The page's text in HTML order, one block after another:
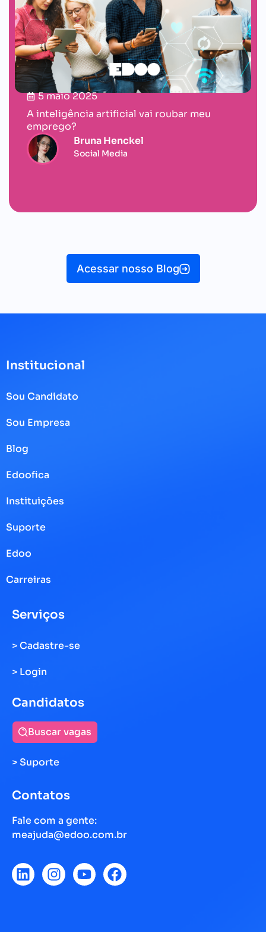
5 maio 2025
A inteligência artificial vai roubar meu
emprego?
Bruna Henckel
Social Media
Acessar nosso Blog
Institucional
Sou Candidato
Sou Empresa
Blog
Edoofica
Instituições
Suporte
Edoo
Carreiras
Serviços
> Cadastre-se
> Login
Candidatos
Buscar vagas
> Suporte
Contatos
Fale com a gente:
meajuda@edoo.com.br